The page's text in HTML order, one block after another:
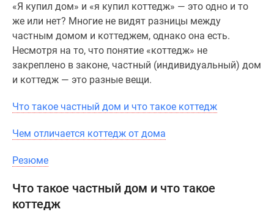
предложения
Коммерческие
помещения
Продавцы
застройщики
новостроек
Видеообзор
новостроек
Экспертиза
Экология
Москвы
«Я купил дом» и «я купил коттедж» — это одно и то
же или нет? Многие не видят разницы между
частным домом и коттеджем, однако она есть.
Несмотря на то, что понятие «коттедж» не
закреплено в законе, частный (индивидуальный) дом
и коттедж — это разные вещи.
Что такое частный дом и что такое коттедж
Чем отличается коттедж от дома
Резюме
Что такое частный дом и что такое
коттедж